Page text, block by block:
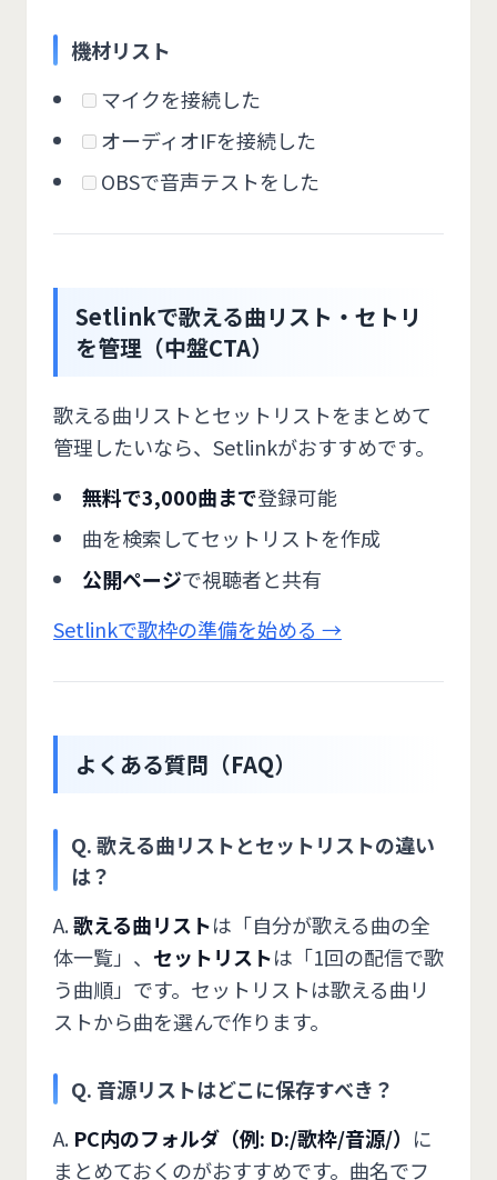
機材リスト
マイクを接続した
オーディオIFを接続した
OBSで音声テストをした
Setlinkで歌える曲リスト・セトリ
を管理（中盤CTA）
歌える曲リストとセットリストをまとめて
管理したいなら、Setlinkがおすすめです。
無料で3,000曲まで登録可能
曲を検索してセットリストを作成
公開ページで視聴者と共有
Setlinkで歌枠の準備を始める →
よくある質問（FAQ）
Q. 歌える曲リストとセットリストの違い
は？
A.歌える曲リストは「自分が歌える曲の全
体一覧」、 セットリストは「1回の配信で歌
う曲順」です。セットリストは歌える曲リ
ストから曲を選んで作ります。
Q. 音源リストはどこに保存すべき？
A. PC内のフォルダ（例: D:/歌枠/音源/）⁠ に
まとめておくのがおすすめです。曲名でフ